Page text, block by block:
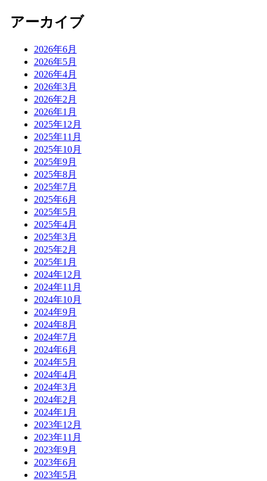
アーカイブ
2026年6月
2026年5月
2026年4月
2026年3月
2026年2月
2026年1月
2025年12月
2025年11月
2025年10月
2025年9月
2025年8月
2025年7月
2025年6月
2025年5月
2025年4月
2025年3月
2025年2月
2025年1月
2024年12月
2024年11月
2024年10月
2024年9月
2024年8月
2024年7月
2024年6月
2024年5月
2024年4月
2024年3月
2024年2月
2024年1月
2023年12月
2023年11月
2023年9月
2023年6月
2023年5月